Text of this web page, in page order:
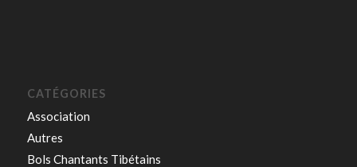
CATÉGORIES
Association
Autres
Bols Chantants Tibétains